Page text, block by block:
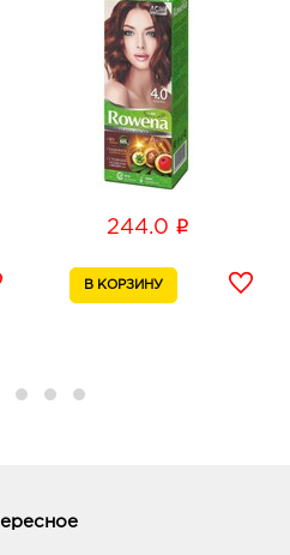
244.0 руб.
область, г Воронеж, ул
обл, г Воронеж, пр-кт
244.0 руб.
244.0 i